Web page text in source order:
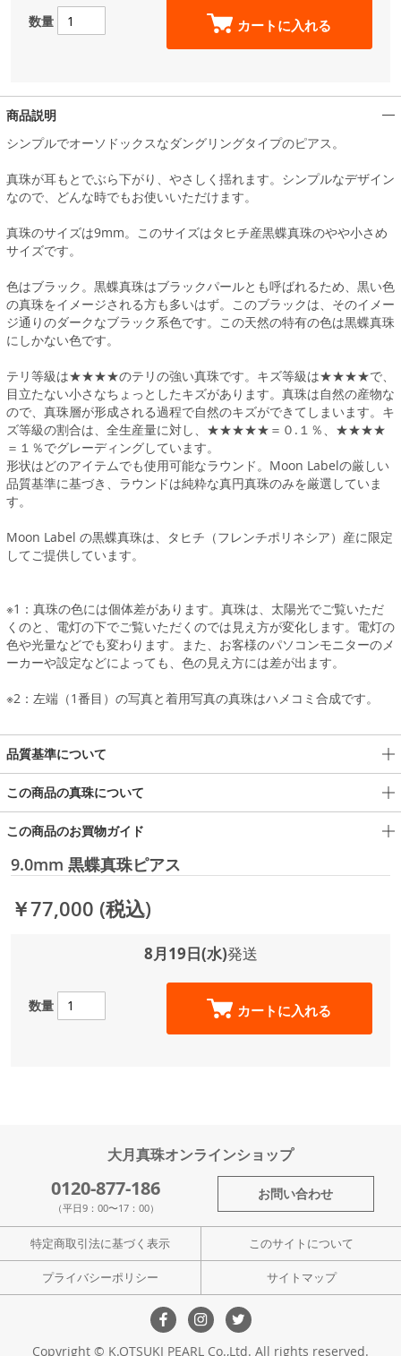
数量 カートに入れる
商品説明
シンプルでオーソドックスなダングリングタイプのピアス。
真珠が耳もとでぶら下がり、やさしく揺れます。シンプルなデザイン
なので、どんな時でもお使いいただけます。
真珠のサイズは9mm。このサイズはタヒチ産黒蝶真珠のやや小さめ
サイズです。
色はブラック。黒蝶真珠はブラックパールとも呼ばれるため、黒い色
の真珠をイメージされる方も多いはず。このブラックは、そのイメー
ジ通りのダークなブラック系色です。この天然の特有の色は黒蝶真珠
にしかない色です。
テリ等級は★★★★のテリの強い真珠です。キズ等級は★★★★で、
目立たない小さなちょっとしたキズがあります。真珠は自然の産物な
ので、真珠層が形成される過程で自然のキズができてしまいます。キ
ズ等級の割合は、全生産量に対し、★★★★★＝０.１％、★★★★
＝１％でグレーディングしています。
形状はどのアイテムでも使用可能なラウンド。Moon Labelの厳しい
品質基準に基づき、ラウンドは純粋な真円真珠のみを厳選していま
す。
Moon Label の黒蝶真珠は、タヒチ（フレンチポリネシア）産に限定
してご提供しています。
※1：真珠の色には個体差があります。真珠は、太陽光でご覧いただ
くのと、電灯の下でご覧いただくのでは見え方が変化します。電灯の
色や光量などでも変わります。また、お客様のパソコンモニターのメ
ーカーや設定などによっても、色の見え方には差が出ます。
※2：左端（1番目）の写真と着用写真の真珠はハメコミ合成です。
品質基準について
この商品の真珠について
この商品のお買物ガイド
9.0mm 黒蝶真珠ピアス
￥77,000 (税込)
8月19日(水)発送
数量 カートに入れる
大月真珠オンラインショップ
0120-877-186
（平日9：00〜17：00）
お問い合わせ
特定商取引法に基づく表示 このサイトについて
プライバシーポリシー サイトマップ
Copyright © K.OTSUKI PEARL Co.,Ltd. All rights reserved.